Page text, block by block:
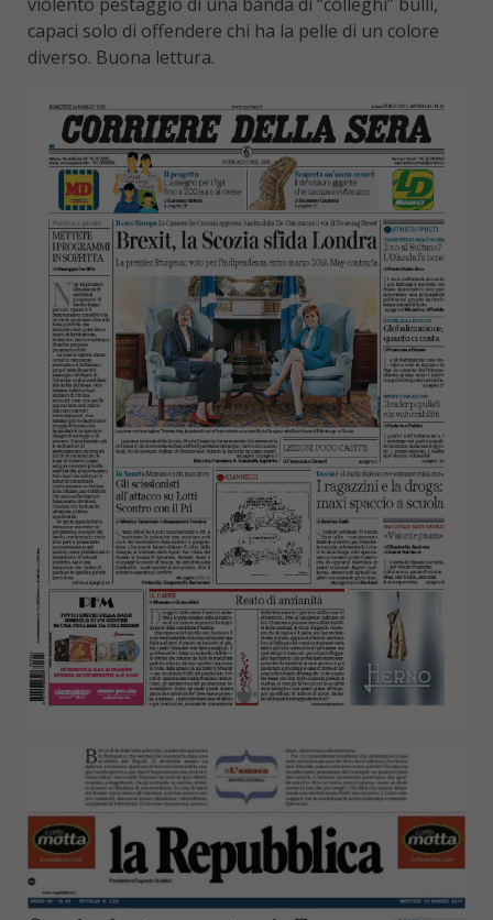
capaci solo di offendere chi ha la pelle di un colore
diverso. Buona lettura.